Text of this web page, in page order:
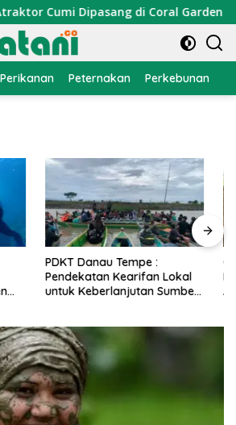
Cumi Dipasang di Coral Garden
Perikanan Peternakan Perkebunan
Cara Mengatasi Penyakit
PMK pada Sapi Perah Secara
Alami dan Medis